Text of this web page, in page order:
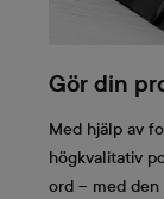
Gör din
Med hjälp av
högkvalitativ
ord – med den